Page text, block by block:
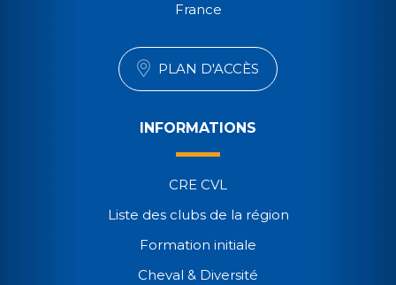
France
PLAN D'ACCÈS
INFORMATIONS
CRE CVL
Liste des clubs de la région
Formation initiale
Cheval & Diversité